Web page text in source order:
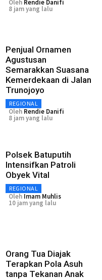
Oleh Rendie Danifi
8 jam yang lalu
Penjual Ornamen
Agustusan
Semarakkan Suasana
Kemerdekaan di Jalan
Trunojoyo
REGIONAL
Oleh Rendie Danifi
8 jam yang lalu
Polsek Batuputih
Intensifkan Patroli
Obyek Vital
REGIONAL
Oleh Imam Muhlis
10 jam yang lalu
Orang Tua Diajak
Terapkan Pola Asuh
tanpa Tekanan Anak